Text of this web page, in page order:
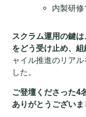
内製研
スクラム運用の鍵
をどう受け止め、
ャイル推進のリア
した。
ご登壇くださった4
ありがとうございま